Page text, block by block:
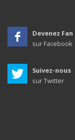
Devenez Fan
sur Facebook
Suivez-nous
sur Twitter